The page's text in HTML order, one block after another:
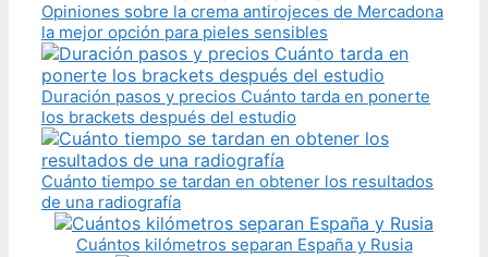
Opiniones sobre la crema antirojeces de Mercadona
la mejor opción para pieles sensibles
Duración pasos y precios Cuánto tarda en ponerte
los brackets después del estudio
Cuánto tiempo se tardan en obtener los resultados
de una radiografía
Cuántos kilómetros separan España y Rusia